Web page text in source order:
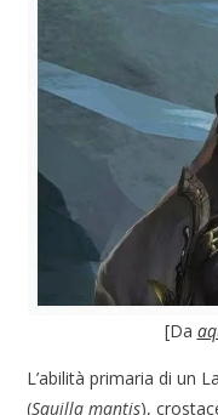
[Da
L’abilità primaria di un
(Squilla mantis),